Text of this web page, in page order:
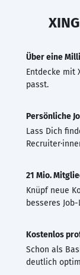
Über eine
Entdecke mit
passt.
Persönliche
Lass Dich
21 Mio.
Knüpf neue
besseres
Kostenlos
Schon als
deutlich